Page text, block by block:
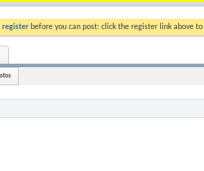
register before you can post: click the register link above